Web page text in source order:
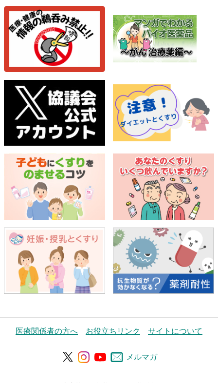
医療関係者の方へ お役立ちリンク サイトについて
メルマガ